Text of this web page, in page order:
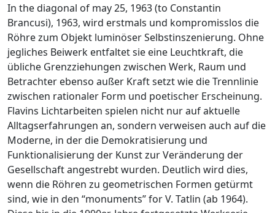
In the diagonal of may 25, 1963 (to Constantin
Brancusi), 1963, wird erstmals und kompromisslos die
Röhre zum Objekt luminöser Selbstinszenierung. Ohne
jegliches Beiwerk entfaltet sie eine Leuchtkraft, die
übliche Grenzziehungen zwischen Werk, Raum und
Betrachter ebenso außer Kraft setzt wie die Trennlinie
zwischen rationaler Form und poetischer Erscheinung.
Flavins Lichtarbeiten spielen nicht nur auf aktuelle
Alltagserfahrungen an, sondern verweisen auch auf die
Moderne, in der die Demokratisierung und
Funktionalisierung der Kunst zur Veränderung der
Gesellschaft angestrebt wurden. Deutlich wird dies,
wenn die Röhren zu geometrischen Formen getürmt
sind, wie in den “monuments” for V. Tatlin (ab 1964).